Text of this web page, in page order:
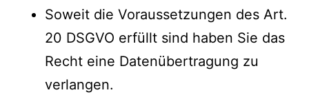
Soweit die Voraussetzungen des Art.
20 DSGVO erfüllt sind haben Sie das
Recht eine Datenübertragung zu
verlangen.